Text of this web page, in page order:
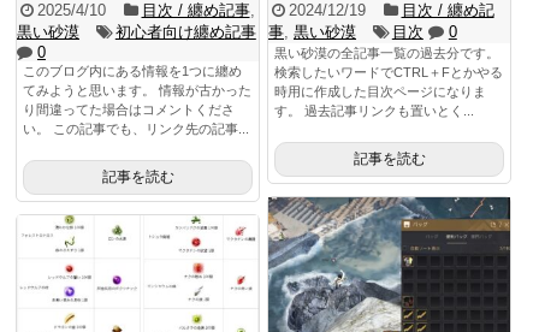
2025/4/10 目次 / 纏め記事,
黒い砂漠
初心者向け纏め記事
0
このブログ内にある情報を1つに纏め
てみようと思います。 情報が古かった
り間違ってた場合はコメントくださ
い。 この記事でも、リンク先の記事...
記事を読む
2024/12/19
目次 / 纏め記
事, 黒い砂漠 目次 0
黒い砂漠の全記事一覧の過去分です。
検索したいワードでCTRL＋Fとかやる
時用に作成した目次ページになりま
す。 過去記事リンクも置いとく...
記事を読む